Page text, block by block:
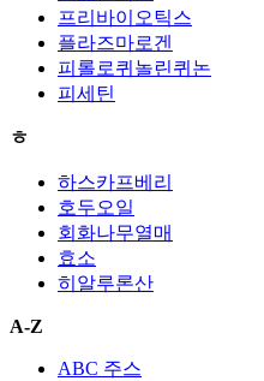
프리바이오틱스
플라즈마로겐
피롤로퀴놀린퀴논
피세틴
ㅎ
하스카프베리
호두오일
회화나무열매
효소
히알루론산
A-Z
ABC 주스